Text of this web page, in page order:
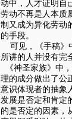
动中，人才证明自
劳动不再是人本质
制又成为异化劳动
的手段。
可见，《手稿》
所讲的人并没有完
《神圣家族》中
理的成分做出了公
意识体现者的抽象
发展是否定和肯定
的是否定的因素，